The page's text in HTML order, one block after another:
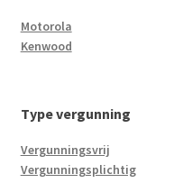
Motorola
Kenwood
Type vergunning
Vergunningsvrij
Vergunningsplichtig